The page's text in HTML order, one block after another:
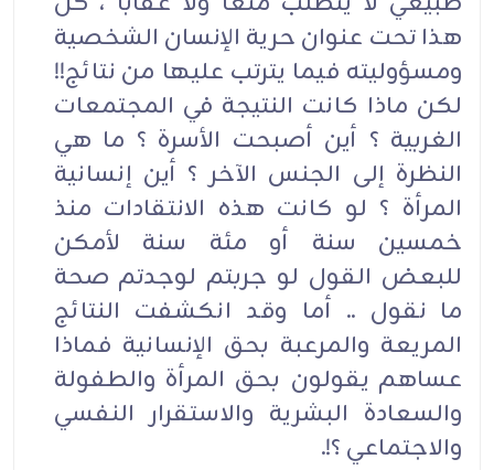
هذا تحت عنوان حرية الإنسان الشخصية
ومسؤوليته فيما يترتب عليها من نتائج!!
لكن ماذا كانت النتيجة في المجتمعات
الغربية ؟ أين أصبحت الأسرة ؟ ما هي
النظرة إلى الجنس الآخر ؟ أين إنسانية
المرأة ؟ لو كانت هذه الانتقادات منذ
خمسين سنة أو مئة سنة لأمكن
للبعض القول لو جربتم لوجدتم صحة
ما نقول .. أما وقد انكشفت النتائج
المريعة والمرعبة بحق الإنسانية فماذا
عساهم يقولون بحق المرأة والطفولة
والسعادة البشرية والاستقرار النفسي
والاجتماعي ؟!.